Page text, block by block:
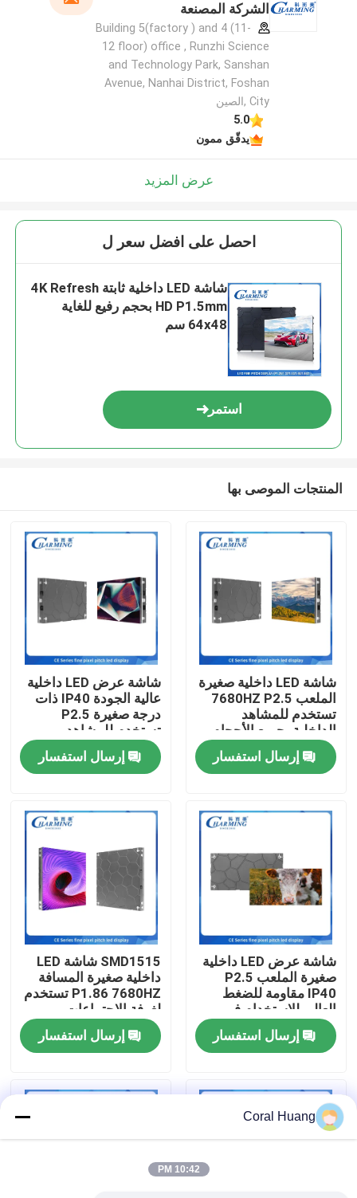
منزل
حول بنا
جولة في المعمل
ضبط الجودة
اتصل بنا
أخبار
طلب اقتباس
الشركة المصنعة
Building 5(factory ) and 4 (11-
12 floor) office , Runzhi Science
and Technology Park, Sanshan
Avenue, Nanhai District, Foshan
City ,الصين
5.0
يدقّق ممون
عرض المزيد
احصل على افضل سعر ل
شاشة LED داخلية ثابتة 4K Refresh
HD P1.5mm بحجم رفيع للغاية
64x48 سم
استمر
المنتجات الموصى بها
شاشة LED داخلية صغيرة
الملعب 7680HZ P2.5
تستخدم للمشاهد
الداخلية، جميع الأحجام
مجمعة معًا
إرسال استفسار
شاشة عرض LED داخلية
عالية الجودة IP40 ذات
درجة صغيرة P2.5
تستخدم للمشاهد
الداخلية المجمعة معًا
إرسال استفسار
شاشة عرض LED داخلية
صغيرة الملعب P2.5
IP40 مقاومة للضغط
العالي للاستخدام في
المشاهد الداخلية
إرسال استفسار
SMD1515 شاشة LED
داخلية صغيرة المسافة
P1.86 7680HZ تستخدم
لغرفة الاجتماعات
والصيانة الأمامية
إرسال استفسار
Coral Huang
10:42 PM